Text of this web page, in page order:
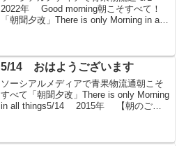
2022年 Good morning朝こそすべて！
「朝聞夕改」There is only Morning in all
5/14 おはようございます
ソーシアルメディアで青果物流通朝こそ
すべて「朝聞夕改」There is only Morning
in all things5/14 2015年 【朝のご挨